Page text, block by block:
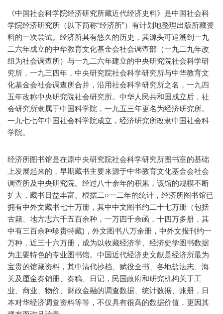
《中国社会科学院经济研究所藏近代经济史料》是中国社会科
学院经济研究所（以下简称“经济所”）有计划地整理出版所藏资
料的一次尝试。经济所具有悠久的历史，其源头可追溯到一九
二六年成立的中华教育文化基金会社会调查部（一九二九年改
组为社会调查所）与一九二六年建立的中央研究院社会科学研
究所，一九三四年，中央研究院社会科学研究所与中华教育文
化基金会社会调查所合并，沿用社会科学研究所之名，一九四
五年改称中央研究院社会研究所。中华人民共和国成立后，社
会研究所隶属于中国科学院，一九五三年更名为经济研究所。
一九七七年中国社会科学院成立，经济研究所改隶中国社会科
学院。
经济所图书馆是在原中央研究院社会科学研究所图书室的基础
上发展起来的，早期藏书主要来源于中华教育文化基金会社会
调查所及中央研究院。经过八十余年的积累，该馆的规模不断
扩大，藏书日益丰富。根据二○一二年的统计，经济所图书馆已
拥有中外文藏书七十万册，其中中文图书约二十七万册（包括
古籍、地方志六千五百余种，一万四千余函，十四万多册，其
中有三百余种珍贵特藏)，外文图书八万余册，中外文报刊约一
万种，近三十六万册，成为以收藏经济学、经济史学图书数据
为主要特色的专业图书馆。中国近代经济史文献是经济所最为
宝贵的馆藏资料，其中清代抄档、赋役全书、各地盐法志、海
关及厘金奏销册、奏稿、日记，民国政府和研究机构关于工
业、商业、物价、财政金融的调查数据、统计数据、账册，日
本对华经济调查资料等等，不仅具有很高的数据价值，更因其